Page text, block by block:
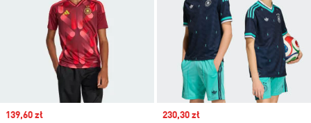
Sale price
139,60 zł Sale price
230,30 zł